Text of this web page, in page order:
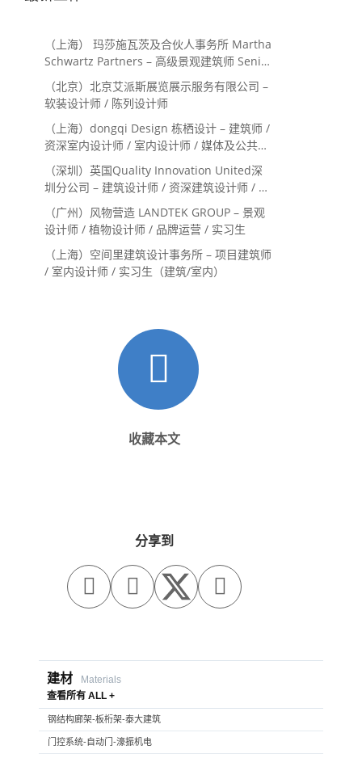
（上海） 玛莎施瓦茨及合伙人事务所 Martha
Schwartz Partners – 高级景观建筑师 Senior
Landscape Designer / 景观建筑师
Landscape Designer
（北京）北京艾派斯展览展示服务有限公司 –
软装设计师 / 陈列设计师
（上海）dongqi Design 栋栖设计 – 建筑师 /
资深室内设计师 / 室内设计师 / 媒体及公共关
系主管 / 设计实习生（常年招聘）
（深圳）英国Quality Innovation United深
圳分公司 – 建筑设计师 / 资深建筑设计师 / 室
内设计师 / 设计实习生
（广州）风物营造 LANDTEK GROUP – 景观
设计师 / 植物设计师 / 品牌运营 / 实习生
（上海）空间里建筑设计事务所 – 项目建筑师
/ 室内设计师 / 实习生（建筑/室内）
收藏本文
分享到
  
建材
Materials
查看所有 ALL +
钢结构廊架-板桁架-泰大建筑
门控系统-自动门-濠振机电